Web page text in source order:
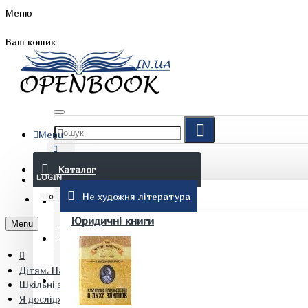
Меню
Ваш кошик
БЛОГ
КОНТАКТИ
(097) 015 28 90
Menu
Каталог
Не художня література
Юридичні книги
LOGIN
REGISTER
Menu
Дітям. Навчання та дозвілля
Шкільні зошити
Я досліджую світ 4 клас Частина 2 Робочий зошит Гільберг